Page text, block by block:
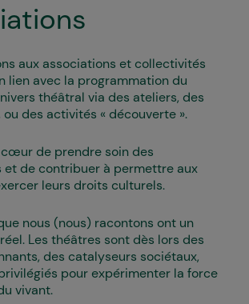
aux associations et collectivités
lien avec la programmation du
théâtral via des ateliers, des
des activités « découverte ».
cœur de prendre soin des
et de contribuer à permettre aux
leurs droits culturels.
nous (nous) racontons ont un
Les théâtres sont dès lors des
des catalyseurs sociétaux,
pour expérimenter la force
vivant.